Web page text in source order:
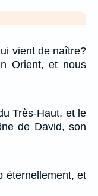
vient de naître?
Orient, et nous
Très-Haut, et le
de David, son
éternellement, et